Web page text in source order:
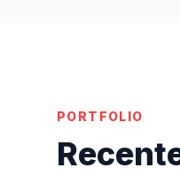
PORTFOLIO